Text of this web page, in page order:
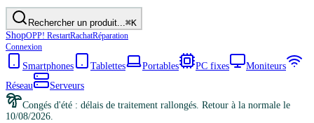
Rechercher un produit...⌘K
ShopOPP! RestartRachatRéparation
Connexion
Smartphones Tablettes Portables PC fixes
Moniteurs
Réseau
Serveurs
Congés d'été : délais de traitement rallongés. Retour à la normale le
10/08/2026.